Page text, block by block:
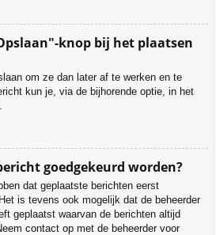
knop bij het plaatsen
om ze dan later af te werken en te
kun je, via de bijhorende optie, in het
goedgekeurd worden?
dat geplaatste berichten eerst
is tevens ook mogelijk dat de beheerder
geplaatst waarvan de berichten altijd
contact op met de beheerder voor